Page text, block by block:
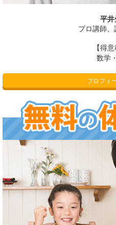
平井
プロ講師
【得
数学
プロフィ